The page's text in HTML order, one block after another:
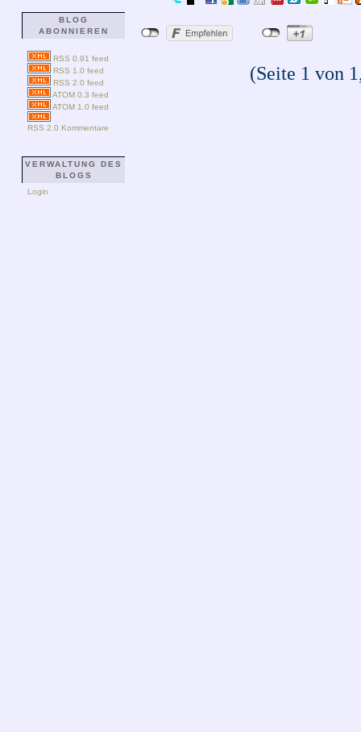
BLOG
ABONNIEREN
RSS 0.91 feed
RSS 1.0 feed
RSS 2.0 feed
ATOM 0.3 feed
ATOM 1.0 feed
RSS 2.0 Kommentare
VERWALTUNG DES
BLOGS
Login
(Seite 1 von